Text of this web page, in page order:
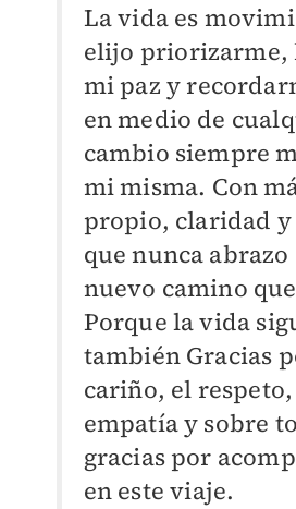
La vida es
elijo priorizarme,
mi paz y
en medio de
cambio siempre
mi misma. Con
propio, claridad
que nunca abrazo
nuevo camino
Porque la vida
también Gracias
cariño, el
empatía y sobre
gracias por
en este viaje.